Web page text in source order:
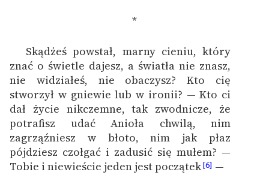
Dane fundacji i
sprawozdania finansowe
Regulamin darowizn
Informacja o treściach
wrażliwych
Deklaracja dostępności
*
Skądżeś powstał, marny cieniu, który
znać o świetle dajesz, a światła nie znasz,
nie widziałeś, nie obaczysz? Kto cię
stworzył w gniewie lub w ironii? — Kto ci
dał życie nikczemne, tak zwodnicze, że
potrafisz udać Anioła chwilą, nim
zagrząźniesz w błoto, nim jak płaz
pójdziesz czołgać i zadusić się mułem? —
Tobie i niewieście jeden jest początek[6] —